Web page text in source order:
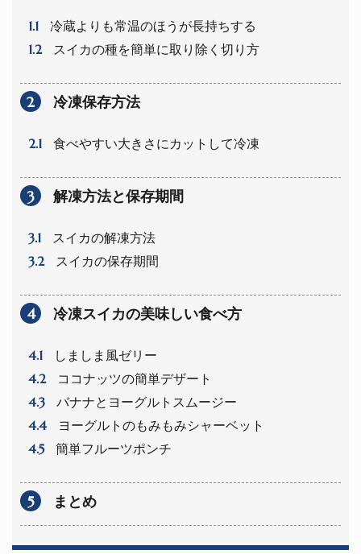
1.1 冷蔵よりも常温のほうが長持ちする
1.2 スイカの種を簡単に取り除く切り方
2 冷凍保存方法
2.1 食べやすい大きさにカットして冷凍
3 解凍方法と保存期間
3.1 スイカの解凍方法
3.2 スイカの保存期間
4 冷凍スイカの美味しい食べ方
4.1 しましま風ゼリー
4.2 ココナッツの簡単デザート
4.3 バナナとヨーグルトスムージー
4.4 ヨーグルトのもみもみシャーベット
4.5 簡単フルーツポンチ
5 まとめ